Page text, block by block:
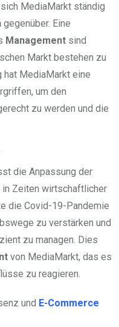
MediaMarkt ständig
gegenüber. Eine
Management sind
Markt bestehen zu
hat MediaMarkt eine
um den
zu werden und die
die Anpassung der
Zeiten wirtschaftlicher
die Covid-19-Pandemie
zu verstärken und
zu managen. Dies
von MediaMarkt, das es
zu reagieren.
und E-Commerce